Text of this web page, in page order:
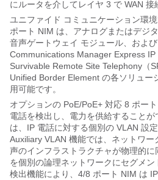
にルータを介してレイヤ 3 で WAN 接
ユニファイド コミュニケーション環
ポート NIM は、アナログまたはデジ
音声ゲートウェイ モジュール、およ
Communications Manager Express
Survivable Remote Site Telephony（
Unified Border Element の各ソリュー
用可能です。
オプションの PoE/PoE+ 対応 8 ポー
電話を検出し、電力を供給すること
は、IP 電話に対する個別の VLAN 設
Auxiliary VLAN 機能では、ネットワ
声のインフラストラクチャが物理的
を個別の論理ネットワークにセグメ
検出機能により、4/8 ポート NIM は